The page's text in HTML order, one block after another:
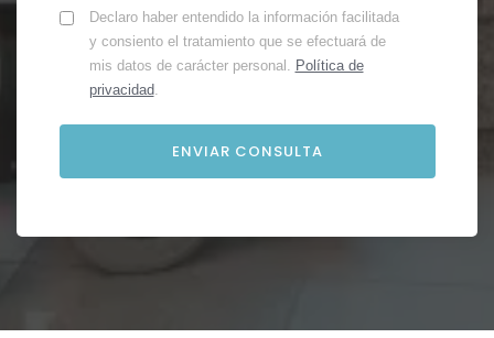
Declaro haber entendido la información facilitada
y consiento el tratamiento que se efectuará de
mis datos de carácter personal. Política de
privacidad.